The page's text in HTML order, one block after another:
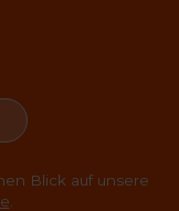
Blick auf unsere